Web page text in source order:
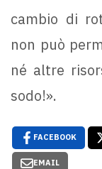
cambio di
non può
né altre
sodo!».
FACEBOOK
EMAIL